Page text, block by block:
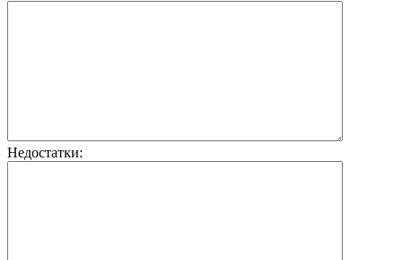
Недостатки: